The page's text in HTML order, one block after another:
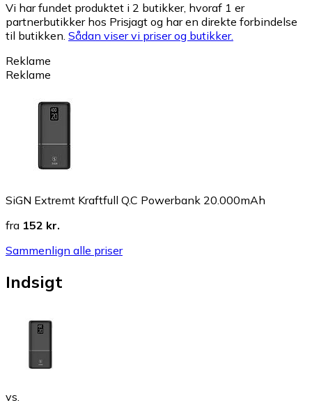
Vi har fundet produktet i 2 butikker, hvoraf 1 er
partnerbutikker hos Prisjagt og har en direkte forbindelse
til butikken. Sådan viser vi priser og butikker.
Reklame
Reklame
SiGN Extremt Kraftfull Q.C Powerbank 20.000mAh
fra 152 kr.
Sammenlign alle priser
Indsigt
vs.